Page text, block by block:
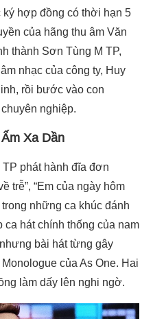
hợp đồng có thời hạn 5
của hãng thu âm Văn
thành Sơn Tùng M TP,
nhạc của công ty, Huy
rồi bước vào con
nghiệp.
Xa Dần
phát hành đĩa đơn
trễ”, “Em của ngày hôm
những ca khúc đánh
hát chính thống của nam
bài hát từng gây
của As One. Hai
làm dấy lên nghi ngờ.